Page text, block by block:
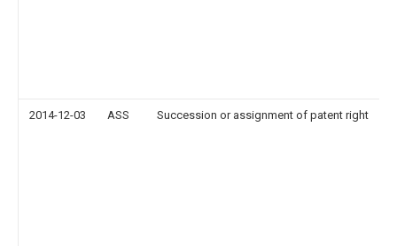
2014-12-03 ASS Succession or assignment of patent right